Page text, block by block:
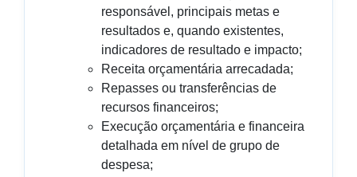
responsável, principais metas e
resultados e, quando existentes,
indicadores de resultado e impacto;
Receita orçamentária arrecadada;
Repasses ou transferências de
recursos financeiros;
Execução orçamentária e financeira
detalhada em nível de grupo de
despesa;